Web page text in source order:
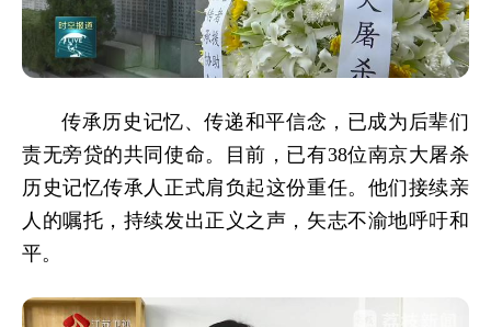
传承历史记忆、传递和平信念，已成为后辈们
责无旁贷的共同使命。目前，已有38位南京大屠杀
历史记忆传承人正式肩负起这份重任。他们接续亲
人的嘱托，持续发出正义之声，矢志不渝地呼吁和
平。